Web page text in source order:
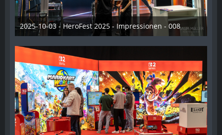
2025-10-03 - HeroFest 2025 - Impressionen - 008
21. Oktober 2025